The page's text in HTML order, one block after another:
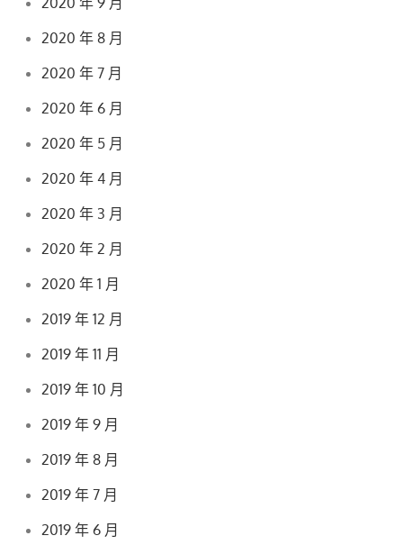
2020 年 8 月
2020 年 7 月
2020 年 6 月
2020 年 5 月
2020 年 4 月
2020 年 3 月
2020 年 2 月
2020 年 1 月
2019 年 12 月
2019 年 11 月
2019 年 10 月
2019 年 9 月
2019 年 8 月
2019 年 7 月
2019 年 6 月